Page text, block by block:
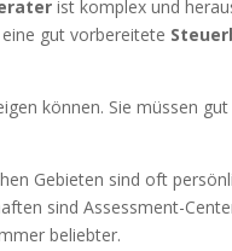
ist komplex und
gut vorbereitete
können. Sie müssen
Gebieten sind oft
sind Assessment-
beliebter.